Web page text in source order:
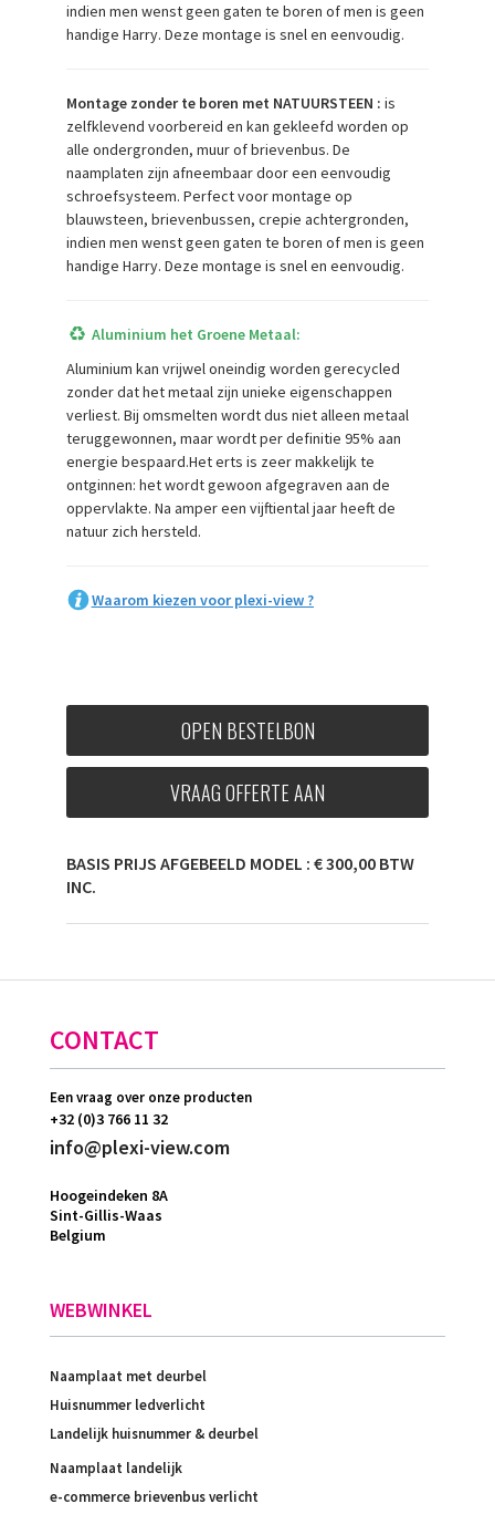
indien men wenst geen gaten te boren of men is geen
handige Harry. Deze montage is snel en eenvoudig.
Montage zonder te boren met NATUURSTEEN : is
zelfklevend voorbereid en kan gekleefd worden op
alle ondergronden, muur of brievenbus. De
naamplaten zijn afneembaar door een eenvoudig
schroefsysteem. Perfect voor montage op
blauwsteen, brievenbussen, crepie achtergronden,
indien men wenst geen gaten te boren of men is geen
handige Harry. Deze montage is snel en eenvoudig.
Aluminium het Groene Metaal:
Aluminium kan vrijwel oneindig worden gerecycled
zonder dat het metaal zijn unieke eigenschappen
verliest. Bij omsmelten wordt dus niet alleen metaal
teruggewonnen, maar wordt per definitie 95% aan
energie bespaard.Het erts is zeer makkelijk te
ontginnen: het wordt gewoon afgegraven aan de
oppervlakte. Na amper een vijftiental jaar heeft de
natuur zich hersteld.
Waarom kiezen voor plexi-view ?
OPEN BESTELBON
VRAAG OFFERTE AAN
BASIS PRIJS AFGEBEELD MODEL : € 300,00 BTW
INC.
CONTACT
Een vraag over onze producten
+32 (0)3 766 11 32
info@plexi-view.com
Hoogeindeken 8A
Sint-Gillis-Waas
Belgium
WEBWINKEL
Naamplaat met deurbel
Huisnummer ledverlicht
Landelijk huisnummer & deurbel
Naamplaat landelijk
e-commerce brievenbus verlicht